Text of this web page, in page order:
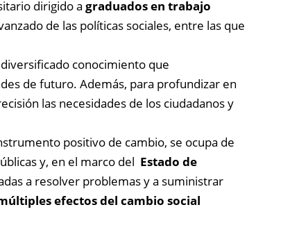
dirigido a graduados en trabajo
de las políticas sociales, entre las que
conocimiento que
de futuro. Además, para profundizar en
las necesidades de los ciudadanos y
positivo de cambio, se ocupa de
y, en el marco del Estado de
a resolver problemas y a suministrar
efectos del cambio social